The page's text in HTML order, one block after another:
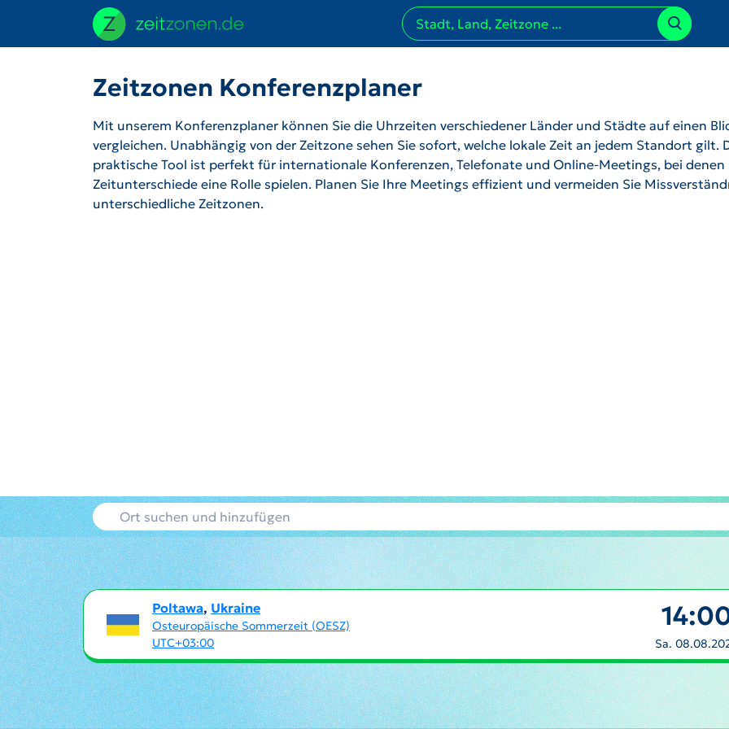
Zeitzonen Konferenzplaner
Mit unserem Konferenzplaner können Sie die Uhrzeiten verschiedener Länder und Städte auf einen
vergleichen. Unabhängig von der Zeitzone sehen Sie sofort, welche lokale Zeit an jedem Standort gilt.
praktische Tool ist perfekt für internationale Konferenzen, Telefonate und Online-Meetings, bei denen
Zeitunterschiede eine Rolle spielen. Planen Sie Ihre Meetings effizient und vermeiden Sie
unterschiedliche Zeitzonen.
Poltawa, Ukraine
Osteuropäische Sommerzeit (OESZ)
UTC+03:00
Sa.